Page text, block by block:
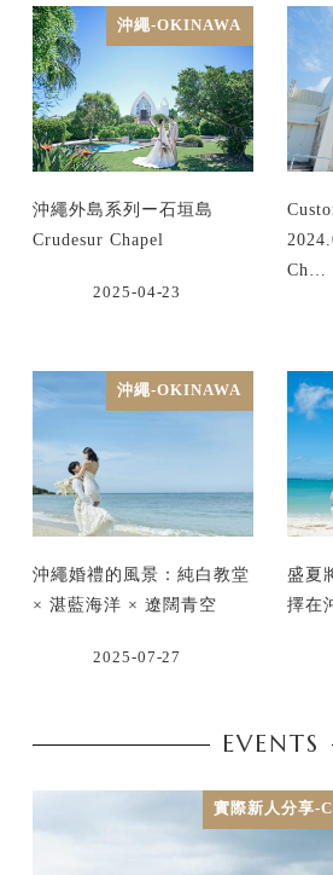
沖繩-OKINAWA
沖繩外島系列ー石垣島
Crudesur Chapel
2025-04-23
Ch…
沖繩-OKINAWA
沖繩婚禮的風景：純白教堂
× 湛藍海洋 × 遼闊青空
2025-07-27
盛夏
擇在
EVENTS
實際新人分享-